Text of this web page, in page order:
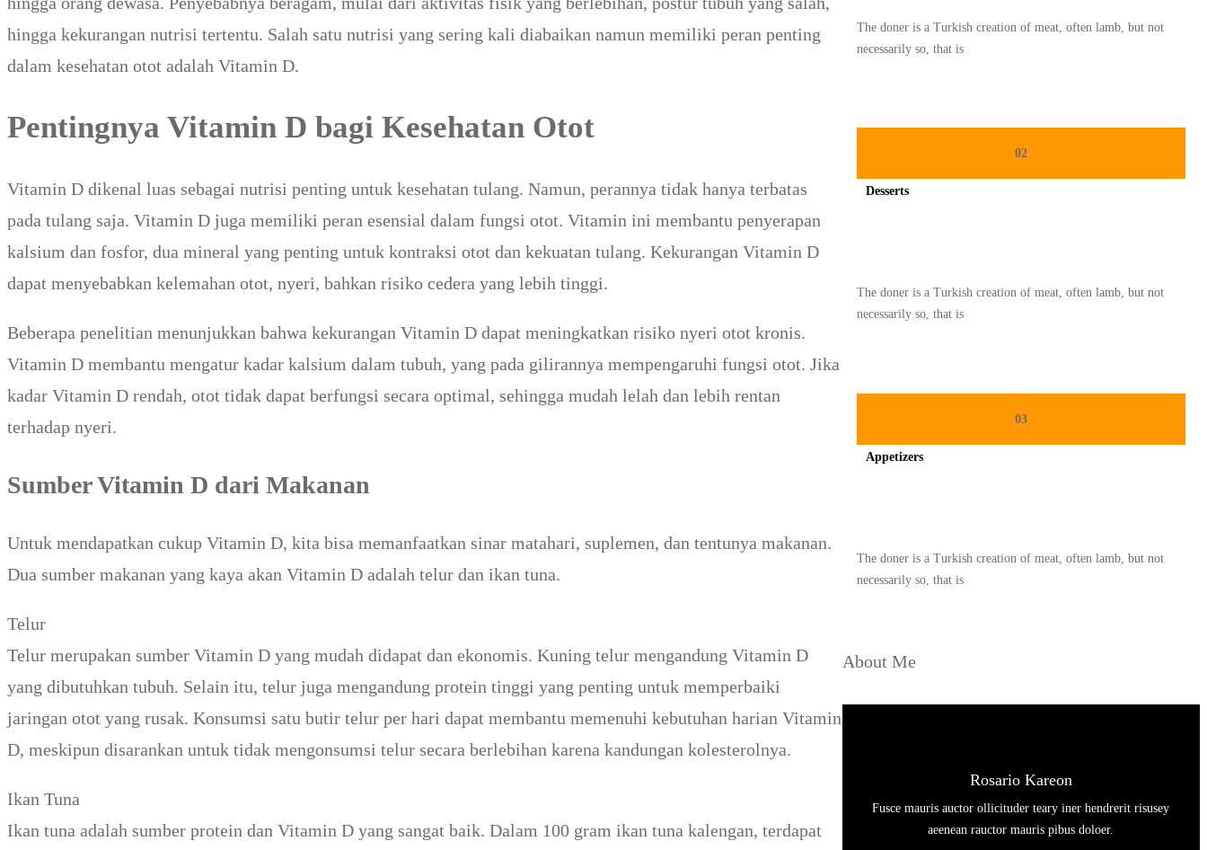
hingga kekurangan nutrisi tertentu. Salah satu nutrisi yang sering kali diabaikan namun memiliki peran penting
dalam kesehatan otot adalah Vitamin D.
Pentingnya Vitamin D bagi Kesehatan Otot
Vitamin D dikenal luas sebagai nutrisi penting untuk kesehatan tulang. Namun, perannya tidak hanya terbatas
pada tulang saja. Vitamin D juga memiliki peran esensial dalam fungsi otot. Vitamin ini membantu penyerapan
kalsium dan fosfor, dua mineral yang penting untuk kontraksi otot dan kekuatan tulang. Kekurangan Vitamin D
dapat menyebabkan kelemahan otot, nyeri, bahkan risiko cedera yang lebih tinggi.
Beberapa penelitian menunjukkan bahwa kekurangan Vitamin D dapat meningkatkan risiko nyeri otot kronis.
Vitamin D membantu mengatur kadar kalsium dalam tubuh, yang pada gilirannya mempengaruhi fungsi otot. Jika
kadar Vitamin D rendah, otot tidak dapat berfungsi secara optimal, sehingga mudah lelah dan lebih rentan
terhadap nyeri.
Sumber Vitamin D dari Makanan
Untuk mendapatkan cukup Vitamin D, kita bisa memanfaatkan sinar matahari, suplemen, dan tentunya makanan.
Dua sumber makanan yang kaya akan Vitamin D adalah telur dan ikan tuna.
Telur
Telur merupakan sumber Vitamin D yang mudah didapat dan ekonomis. Kuning telur mengandung Vitamin D
yang dibutuhkan tubuh. Selain itu, telur juga mengandung protein tinggi yang penting untuk memperbaiki
jaringan otot yang rusak. Konsumsi satu butir telur per hari dapat membantu memenuhi kebutuhan harian Vitamin
D, meskipun disarankan untuk tidak mengonsumsi telur secara berlebihan karena kandungan kolesterolnya.
Ikan Tuna
Ikan tuna adalah sumber protein dan Vitamin D yang sangat baik. Dalam 100 gram ikan tuna kalengan, terdapat
The doner is a Turkish creation of meat, often lamb, but not
necessarily so, that is
02
Desserts
The doner is a Turkish creation of meat, often lamb, but not
necessarily so, that is
03
Appetizers
The doner is a Turkish creation of meat, often lamb, but not
necessarily so, that is
About Me
Rosario Kareon
Fusce mauris auctor ollicituder teary iner hendrerit risusey
aeenean rauctor mauris pibus doloer.